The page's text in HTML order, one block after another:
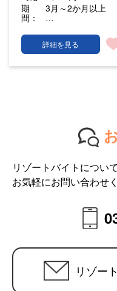
期
間：
3月～2か月以上
…
詳細を見る
リゾートバイトについ
お気軽にお問い合わせ
リゾー